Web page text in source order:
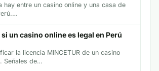
hay entre un casino online y una casa de
un casino online es legal en Perú
la licencia MINCETUR de un casino
Señales de…